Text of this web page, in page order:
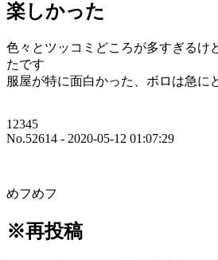
楽しかった
色々とツッコミどころが多すぎるけ
たです
服屋が特に面白かった、ボロは急
12345
No.52614 - 2020-05-12 01:07:29
めフめフ
※再投稿